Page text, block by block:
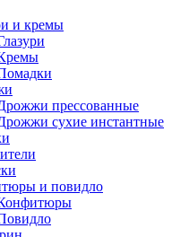
и кремы
прессованные
сухие инстантные
и повидло